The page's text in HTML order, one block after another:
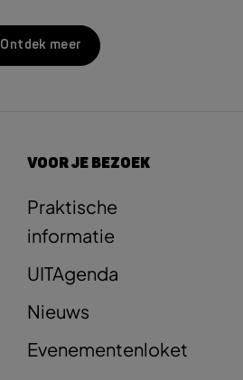
Ontdek meer
VOOR JE BEZOEK
Praktische
informatie
UITAgenda
Nieuws
Evenementenloket